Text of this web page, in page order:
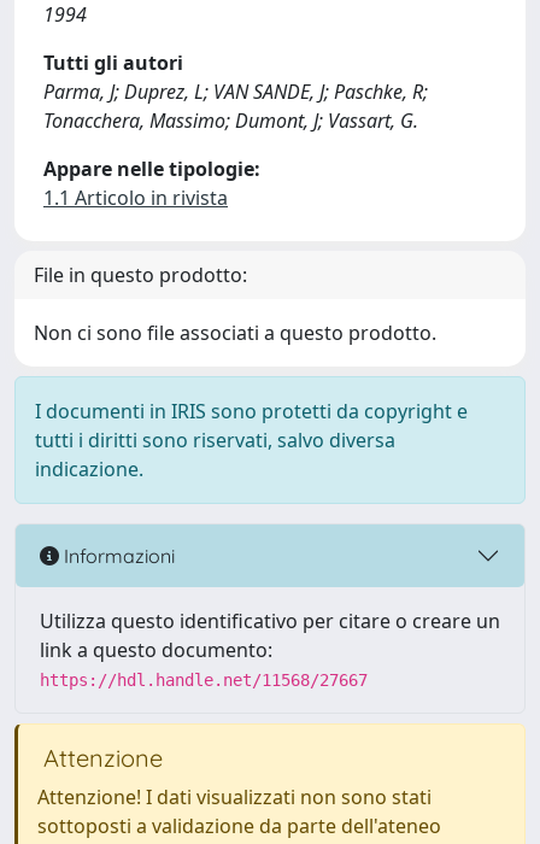
1994
Tutti gli autori
Parma, J; Duprez, L; VAN SANDE, J; Paschke, R;
Tonacchera, Massimo; Dumont, J; Vassart, G.
Appare nelle tipologie:
1.1 Articolo in rivista
File in questo prodotto:
Non ci sono file associati a questo prodotto.
I documenti in IRIS sono protetti da copyright e
tutti i diritti sono riservati, salvo diversa
indicazione.
Informazioni
Utilizza questo identificativo per citare o creare un
link a questo documento:
https://hdl.handle.net/11568/27667
Attenzione
Attenzione! I dati visualizzati non sono stati
sottoposti a validazione da parte dell'ateneo